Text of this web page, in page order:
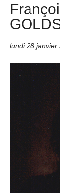
lundi 28 janvier